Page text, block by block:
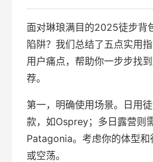
面对琳琅满目的2025徒步背
陷阱？我们总结了五点实用
用户痛点，帮助你一步步找
荐。
第一，明确使用场景。日用
款，如Osprey；多日露营则
Patagonia。考虑你的体型和
或空荡。